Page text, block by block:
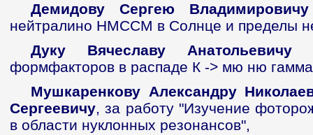
Демидову Сергею Владимировичу
нейтралино НМССМ в Солнце и пределы
Дуку Вячеславу Анатольевичу
формфакторов в распаде К -> мю ню
Мушкаренкову Александру
Сергеевичу, за работу "Изучение
в области нуклонных резонансов",